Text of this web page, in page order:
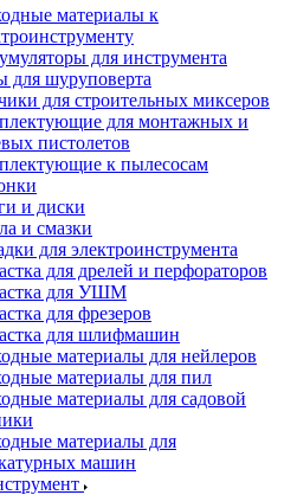
материалы к
для инструмента
для шуруповерта
для строительных миксеров
для монтажных и
пистолетов
к пылесосам
и диски
и смазки
для электроинструмента
для дрелей и перфораторов
для УШМ
для фрезеров
для шлифмашин
материалы для нейлеров
материалы для пил
материалы для садовой
материалы для
машин